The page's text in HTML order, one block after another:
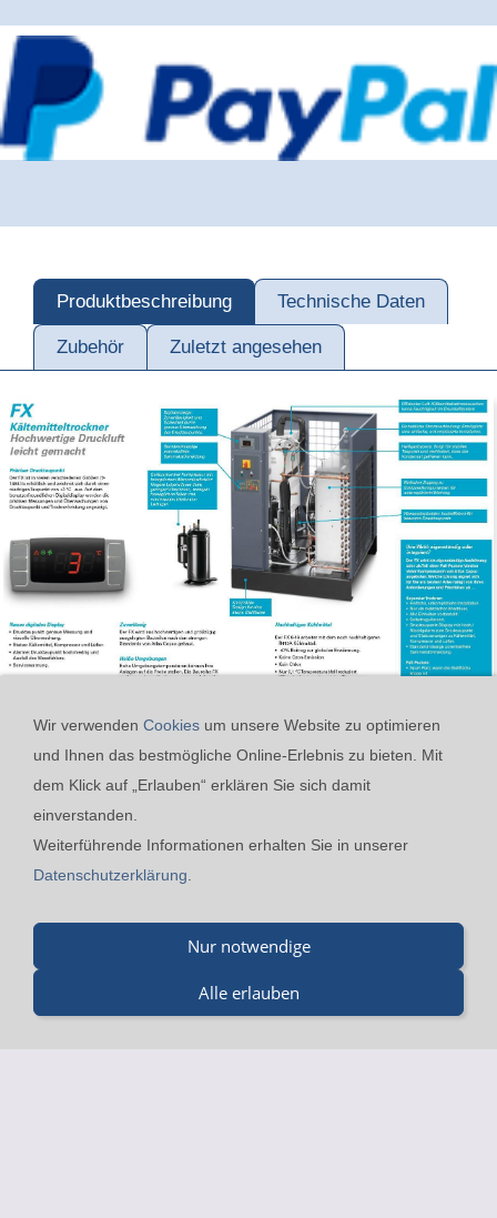
Produktbeschreibung Technische Daten
Zubehör Zuletzt angesehen
24h-Notfall-Hotline Cookies
Widerrufsrecht
Impressum
Merz GmbH Drucklufttechnik - Beinheimer Straße 19 - 76437
drucklufttechnik.de
Wir verwenden Cookies um unsere Website zu optimieren
und Ihnen das bestmögliche Online-Erlebnis zu bieten. Mit
dem Klick auf „Erlauben“ erklären Sie sich damit
einverstanden.
Weiterführende Informationen erhalten Sie in unserer
Datenschutzerklärung
Nur notwendige
Alle erlauben